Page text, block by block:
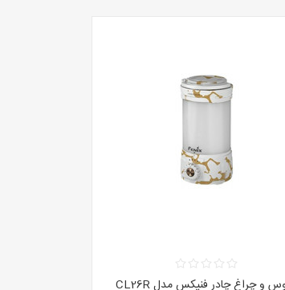
فانوس و چراغ چادر فنیکس مدل CL26R